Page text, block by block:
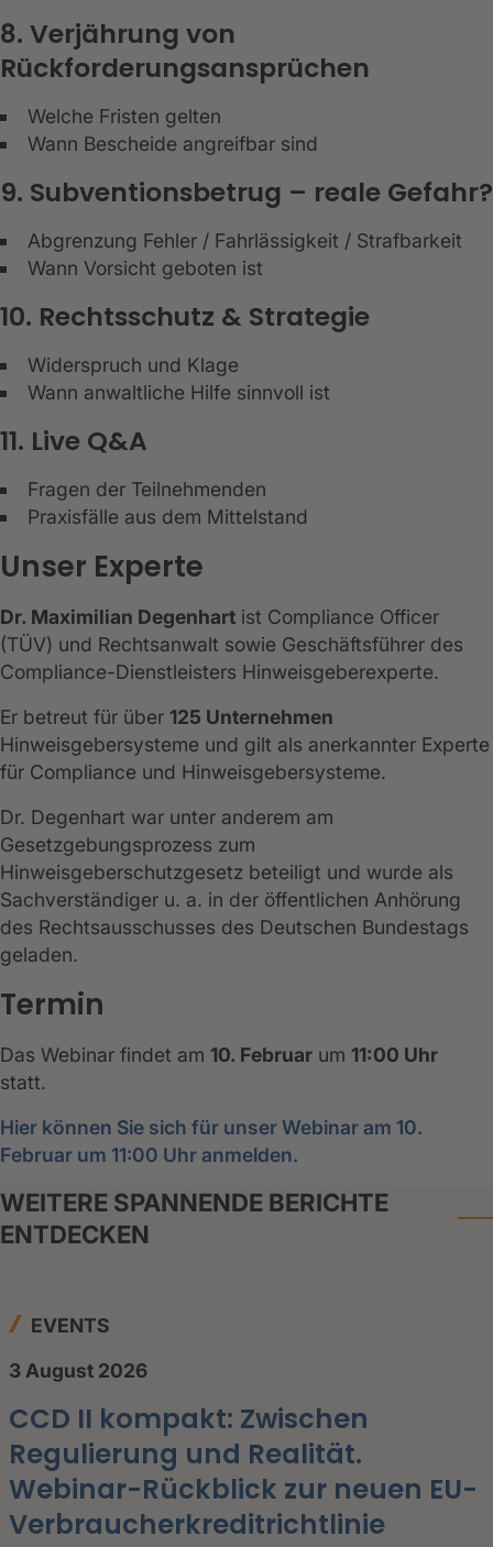
8. Verjährung von
Rückforderungsansprüchen
Welche Fristen gelten
Wann Bescheide angreifbar sind
9. Subventionsbetrug – reale Gefahr?
Abgrenzung Fehler / Fahrlässigkeit / Strafbarkeit
Wann Vorsicht geboten ist
10. Rechtsschutz & Strategie
Widerspruch und Klage
Wann anwaltliche Hilfe sinnvoll ist
11. Live Q&A
Fragen der Teilnehmenden
Praxisfälle aus dem Mittelstand
Unser Experte
Dr. Maximilian Degenhart ist Compliance Officer
(TÜV) und Rechtsanwalt sowie Geschäftsführer des
Compliance-Dienstleisters Hinweisgeberexperte.
Er betreut für über 125 Unternehmen
Hinweisgebersysteme und gilt als anerkannter Experte
für Compliance und Hinweisgebersysteme.
Dr. Degenhart war unter anderem am
Gesetzgebungsprozess zum
Hinweisgeberschutzgesetz beteiligt und wurde als
Sachverständiger u. a. in der öffentlichen Anhörung
des Rechtsausschusses des Deutschen Bundestags
geladen.
Termin
Das Webinar findet am 10. Februar um 11:00 Uhr
statt.
Hier können Sie sich für unser Webinar am 10.
Februar um 11:00 Uhr anmelden.
WEITERE SPANNENDE BERICHTE
ENTDECKEN
EVENTS
3 August 2026
CCD II kompakt: Zwischen
Regulierung und Realität.
Webinar-Rückblick zur neuen EU-
Verbraucherkreditrichtlinie